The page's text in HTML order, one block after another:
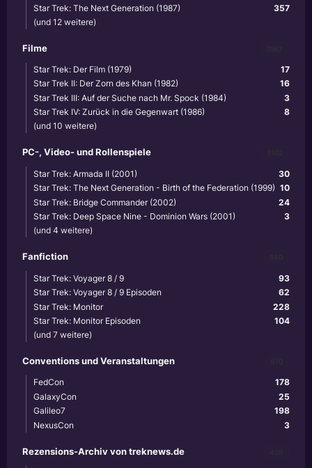
357
Star Trek: The Next Generation (1987)
(und 12 weitere)
Filme
17
Star Trek: Der Film (1979)
16
Star Trek II: Der Zorn des Khan (1982)
3
Star Trek III: Auf der Suche nach Mr. Spock (1984)
8
Star Trek IV: Zurück in die Gegenwart (1986)
(und 10 weitere)
PC-, Video- und Rollenspiele
30
Star Trek: Armada II (2001)
10
Star Trek: The Next Generation - Birth of the Federation (1999)
24
Star Trek: Bridge Commander (2002)
3
Star Trek: Deep Space Nine - Dominion Wars (2001)
(und 4 weitere)
Fanfiction
93
Star Trek: Voyager 8 / 9
62
Star Trek: Voyager 8 / 9 Episoden
228
Star Trek: Monitor
104
Star Trek: Monitor Episoden
(und 7 weitere)
Conventions und Veranstaltungen
178
FedCon
25
GalaxyCon
198
Galileo7
3
NexusCon
Rezensions-Archiv von treknews.de